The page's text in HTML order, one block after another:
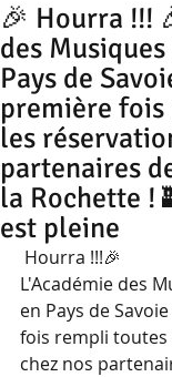
🎉 Hourra !!!
des
Pays de
première
les
partenaires
la Rochette !
est pleine
Hourra !!!🎉
L'Académie des
en Pays de
fois rempli toutes
chez nos